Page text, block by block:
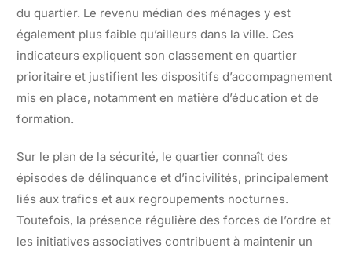
du quartier. Le revenu médian des ménages y est
également plus faible qu’ailleurs dans la ville. Ces
indicateurs expliquent son classement en quartier
prioritaire et justifient les dispositifs d’accompagnement
mis en place, notamment en matière d’éducation et de
formation.
Sur le plan de la sécurité, le quartier connaît des
épisodes de délinquance et d’incivilités, principalement
liés aux trafics et aux regroupements nocturnes.
Toutefois, la présence régulière des forces de l’ordre et
les initiatives associatives contribuent à maintenir un